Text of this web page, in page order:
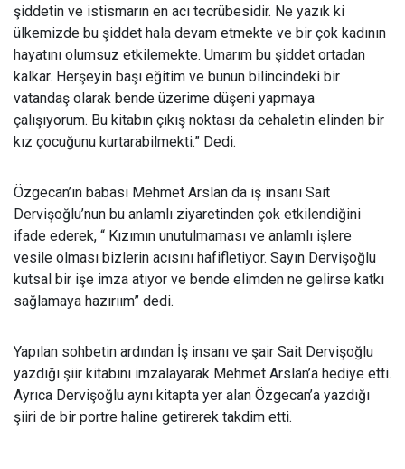
şiddetin ve istismarın en acı tecrübesidir. Ne yazık ki
ülkemizde bu şiddet hala devam etmekte ve bir çok kadının
hayatını olumsuz etkilemekte. Umarım bu şiddet ortadan
kalkar. Herşeyin başı eğitim ve bunun bilincindeki bir
vatandaş olarak bende üzerime düşeni yapmaya
çalışıyorum. Bu kitabın çıkış noktası da cehaletin elinden bir
kız çocuğunu kurtarabilmekti.” Dedi.
Özgecan’ın babası Mehmet Arslan da iş insanı Sait
Dervişoğlu’nun bu anlamlı ziyaretinden çok etkilendiğini
ifade ederek, “ Kızımın unutulmaması ve anlamlı işlere
vesile olması bizlerin acısını hafifletiyor. Sayın Dervişoğlu
kutsal bir işe imza atıyor ve bende elimden ne gelirse katkı
sağlamaya hazırıım” dedi.
Yapılan sohbetin ardından İş insanı ve şair Sait Dervişoğlu
yazdığı şiir kitabını imzalayarak Mehmet Arslan’a hediye etti.
Ayrıca Dervişoğlu aynı kitapta yer alan Özgecan’a yazdığı
şiiri de bir portre haline getirerek takdim etti.